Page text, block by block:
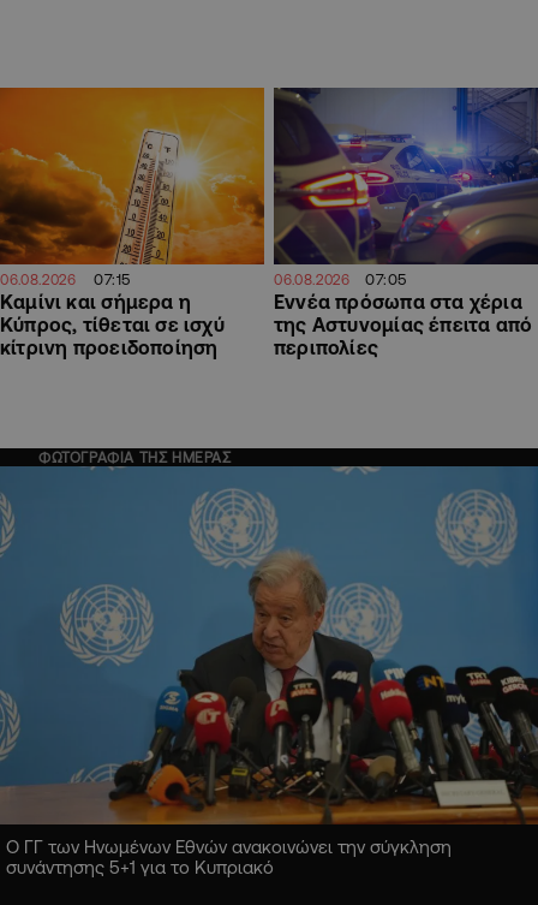
06.08.2026 07:15
Καμίνι και σήμερα η
Κύπρος, τίθεται σε ισχύ
κίτρινη προειδοποίηση
06.08.2026 07:05
Εννέα πρόσωπα στα χέρια
της Αστυνομίας έπειτα από
περιπολίες
ΦΩΤΟΓΡΑΦΙΑ ΤΗΣ ΗΜΕΡΑΣ
Ο ΓΓ των Ηνωμένων Εθνών ανακοινώνει την σύγκληση
συνάντησης 5+1 για το Κυπριακό